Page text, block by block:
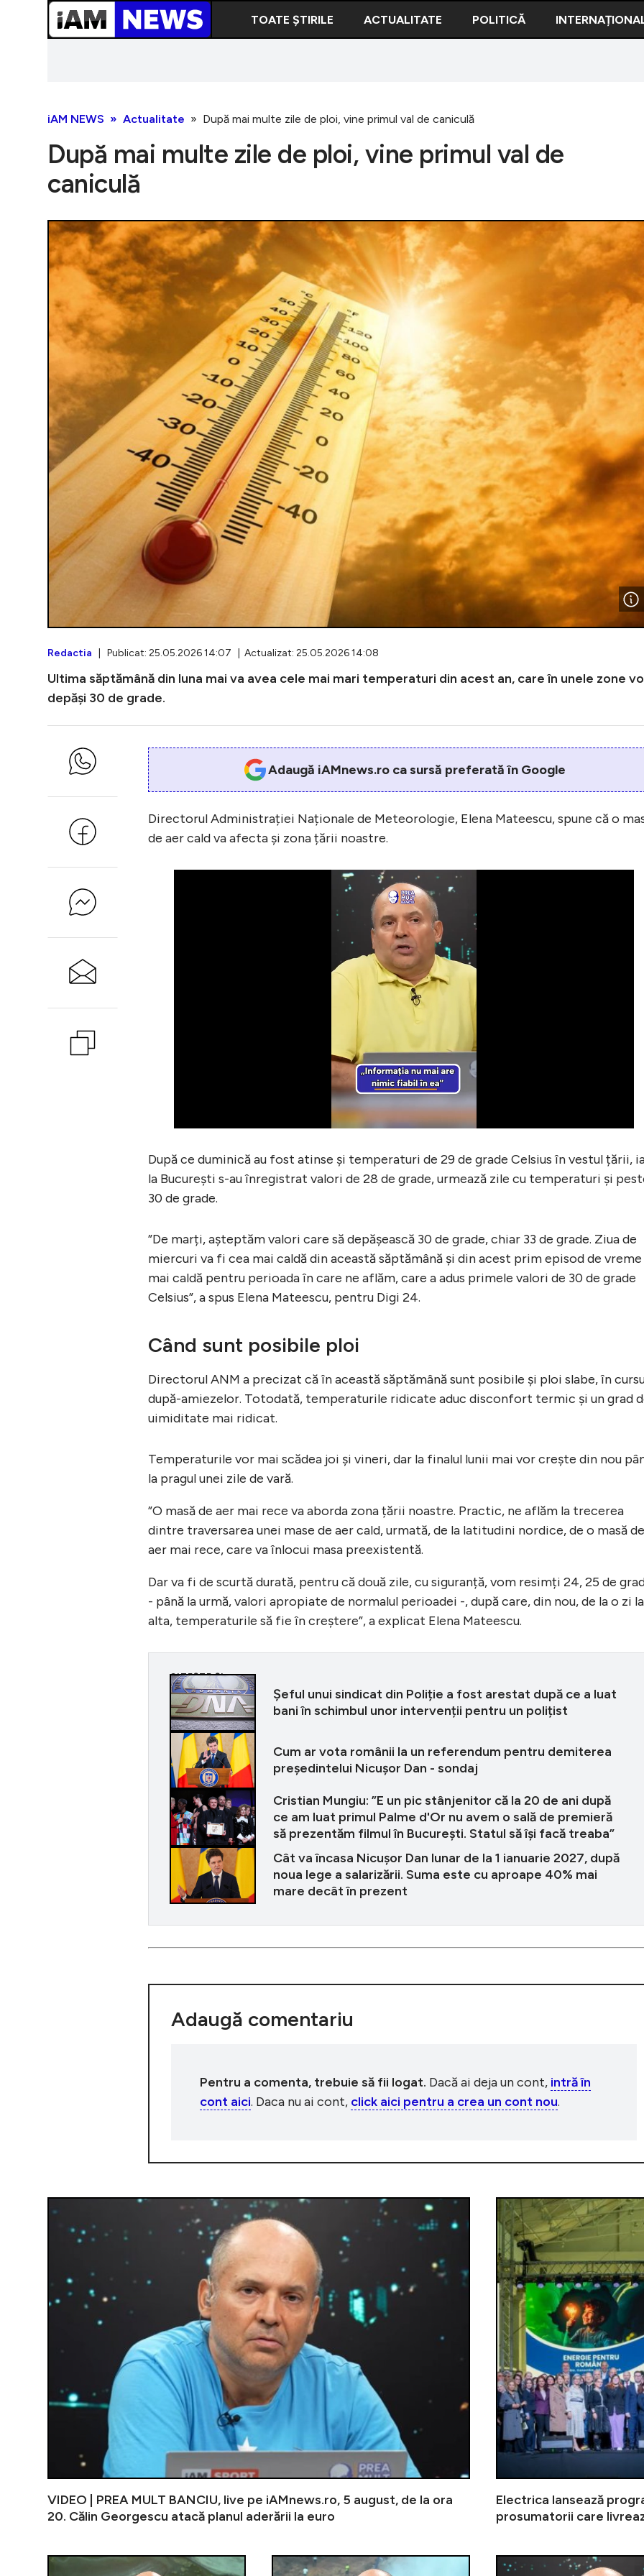
TOATE ȘTIRILE ACTUALITATE POLITICĂ
iAM NEWS Actualitate După mai multe zile de ploi, vine primul val de caniculă
După mai multe zile de ploi, vine primul val de
caniculă
Redactia | Publicat: 25.05.2026 14:07 | Actualizat: 25.05.2026 14:08
Ultima săptămână din luna mai va avea cele mai mari temperaturi din acest an, care în unele zone
depăși 30 de grade.
Adaugă iAMnews.ro ca sursă preferată în Google
Directorul Administrației Naționale de Meteorologie, Elena Mateescu, spune că o
de aer cald va afecta și zona țării noastre.
După ce duminică au fost atinse și temperaturi de 29 de grade Celsius în vestul țării,
la București s-au înregistrat valori de 28 de grade, urmează zile cu temperaturi și
30 de grade.
”De marți, așteptăm valori care să depășească 30 de grade, chiar 33 de grade. Ziua de
miercuri va fi cea mai caldă din această săptămână și din acest prim episod de vreme
mai caldă pentru perioada în care ne aflăm, care a adus primele valori de 30 de grade
Celsius”, a spus Elena Mateescu, pentru Digi 24.
Când sunt posibile ploi
Directorul ANM a precizat că în această săptămână sunt posibile și ploi slabe, în
după-amiezelor. Totodată, temperaturile ridicate aduc disconfort termic și un grad
uimiditate mai ridicat.
Temperaturile vor mai scădea joi și vineri, dar la finalul lunii mai vor crește din nou
la pragul unei zile de vară.
”O masă de aer mai rece va aborda zona țării noastre. Practic, ne aflăm la trecerea
dintre traversarea unei mase de aer cald, urmată, de la latitudini nordice, de o masă de
aer mai rece, care va înlocui masa preexistentă.
Dar va fi de scurtă durată, pentru că două zile, cu siguranță, vom resimți 24, 25 de
- până la urmă, valori apropiate de normalul perioadei -, după care, din nou, de la o zi la
alta, temperaturile să fie în creștere”, a explicat Elena Mateescu.
CITEȘTE ȘI
Șeful unui sindicat din Poliție a fost arestat după ce a luat
bani în schimbul unor intervenții pentru un polițist
Cum ar vota românii la un referendum pentru demiterea
președintelui Nicușor Dan - sondaj
Cristian Mungiu: ”E un pic stânjenitor că la 20 de ani după
ce am luat primul Palme d'Or nu avem o sală de premieră
să prezentăm filmul în București. Statul să își facă treaba”
Cât va încasa Nicușor Dan lunar de la 1 ianuarie 2027, după
noua lege a salarizării. Suma este cu aproape 40% mai
mare decât în prezent
Adaugă comentariu
Pentru a comenta, trebuie să fii logat. Dacă ai deja un cont, intră în
cont aici. Daca nu ai cont, click aici pentru a crea un cont nou.
VIDEO | PREA MULT BANCIU, live pe iAMnews.ro, 5 august, de la ora
20. Călin Georgescu atacă planul aderării la euro
Electrica lansează
prosumatorii care
VIDEO | PREA MULT BANCIU,